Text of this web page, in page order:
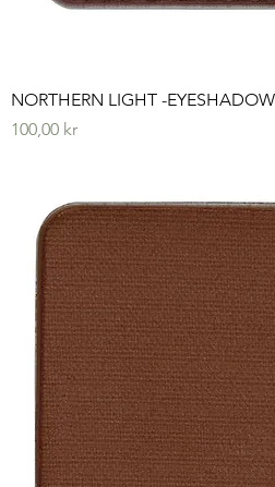
NORTHERN LIGHT -
Pris
100,00 kr